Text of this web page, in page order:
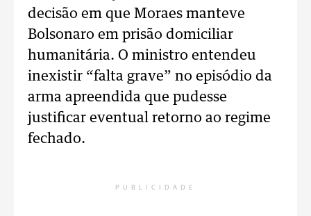
decisão em que Moraes manteve
Bolsonaro em prisão domiciliar
humanitária. O ministro entendeu
inexistir “falta grave” no episódio da
arma apreendida que pudesse
justificar eventual retorno ao regime
fechado.
PUBLICIDADE